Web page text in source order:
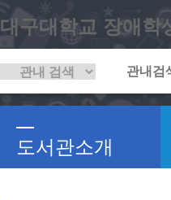
대구대학교 장애학
도서관소개